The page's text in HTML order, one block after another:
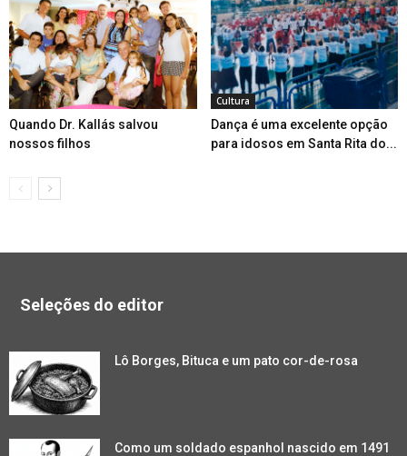
Quando Dr. Kallás salvou
nossos filhos
Cultura
Dança é uma excelente opção
para idosos em Santa Rita do...
Seleções do editor
Lô Borges, Bituca e um pato cor-de-rosa
Como um soldado espanhol nascido em 1491